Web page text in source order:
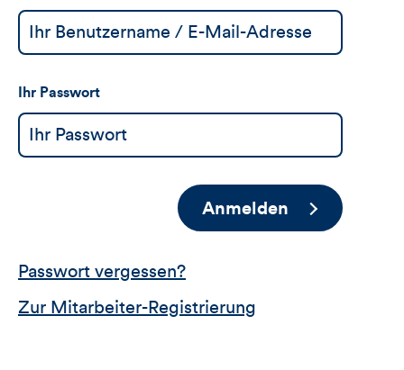
Ihr Passwort
Anmelden
Passwort vergessen?
Zur Mitarbeiter-Registrierung